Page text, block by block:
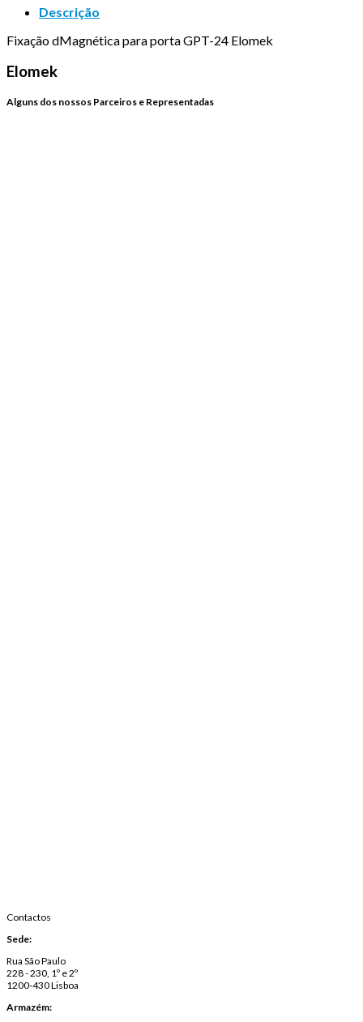
Descrição
Fixação dMagnética para porta GPT-24 Elomek
Elomek
Alguns dos nossos Parceiros e Representadas
Contactos
Sede:
Rua São Paulo
228 - 230, 1º e 2º
1200-430 Lisboa
Armazém: